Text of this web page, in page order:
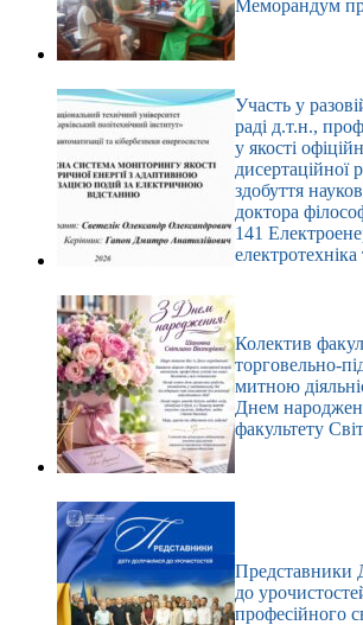
Меморандум
Участь у
раді д.т.н.,
у якості
дисертаційної
здобуття
доктора
141
Колектив
торговельно-
митною
Днем
факультету
Представники
до
професійного